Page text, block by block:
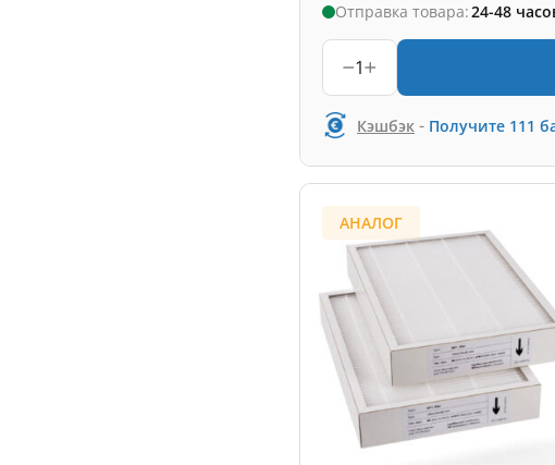
Отправка товара:24-48
1
Кэшбэк - Получите 111
АНАЛОГ